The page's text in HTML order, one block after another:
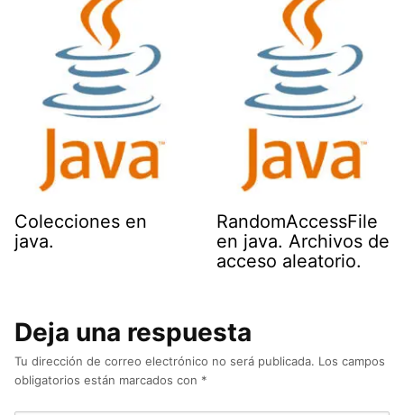
Colecciones en
java.
RandomAccessFile
en java. Archivos de
acceso aleatorio.
Deja una respuesta
Tu dirección de correo electrónico no será publicada. Los campos
obligatorios están marcados con *